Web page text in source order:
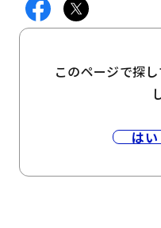
このページで探
はい